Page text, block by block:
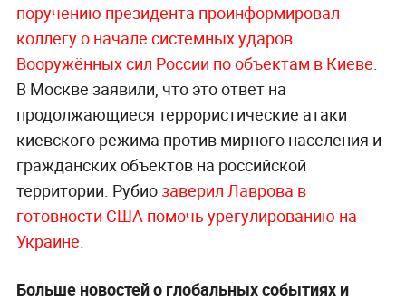
поручению президента проинформировал
коллегу о начале системных ударов
Вооружённых сил России по объектам в Киеве
В Москве заявили, что это ответ на
продолжающиеся террористические атаки
киевского режима против мирного населения и
гражданских объектов на российской
территории. Рубиозаверил Лаврова в
готовности США помочь урегулированию на
Украине.
Больше новостей о глобальных событиях и